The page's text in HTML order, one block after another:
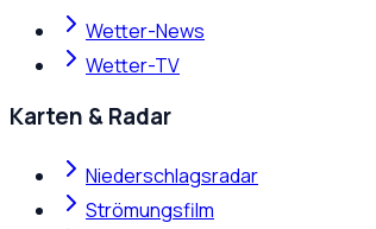
Wetter-News
Wetter-TV
Karten & Radar
Niederschlagsradar
Strömungsfilm